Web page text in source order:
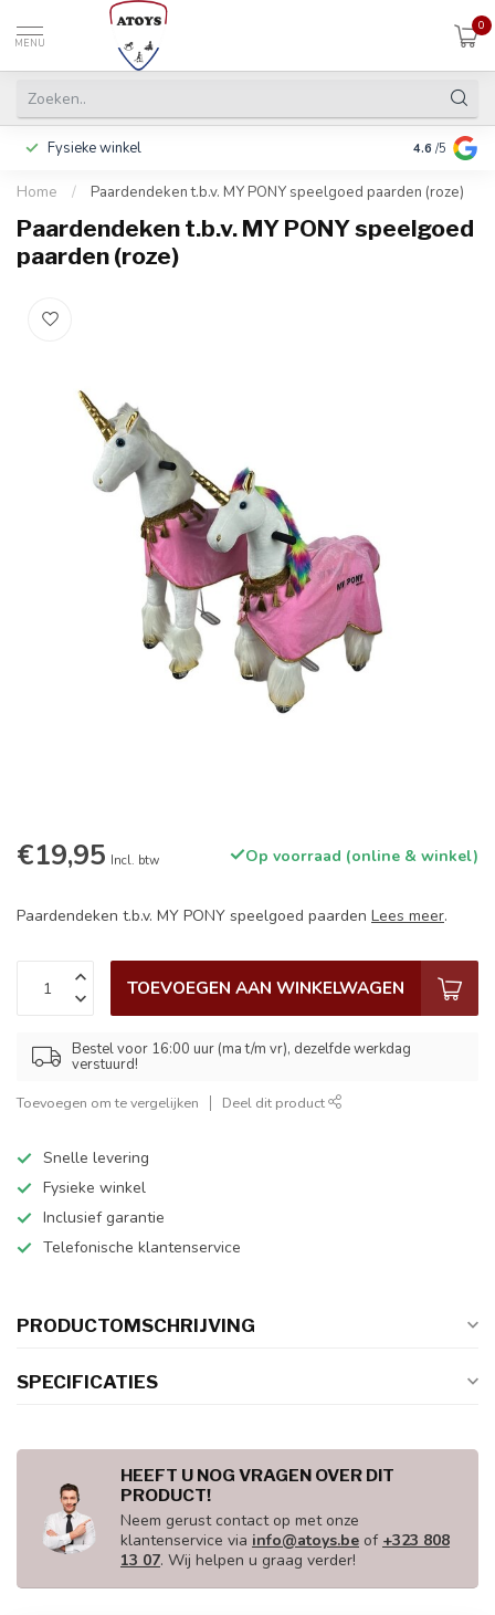
MENU
0
Fysieke winkel Inclusief
4.6 /5
Home / Paardendeken t.b.v. MY PONY speelgoed paarden (roze)
Paardendeken t.b.v. MY PONY speelgoed
paarden (roze)
€19,95 Incl. btw Op voorraad (online & winkel)
Paardendeken t.b.v. MY PONY speelgoed paarden Lees meer.
TOEVOEGEN AAN WINKELWAGEN
Bestel voor 16:00 uur (ma t/m vr), dezelfde werkdag
verstuurd!
Toevoegen om te vergelijken Deel dit product
Snelle levering
Fysieke winkel
Inclusief garantie
Telefonische klantenservice
PRODUCTOMSCHRIJVING
SPECIFICATIES
HEEFT U NOG VRAGEN OVER DIT
PRODUCT!
Neem gerust contact op met onze
klantenservice via info@atoys.be of +323 808
13 07. Wij helpen u graag verder!